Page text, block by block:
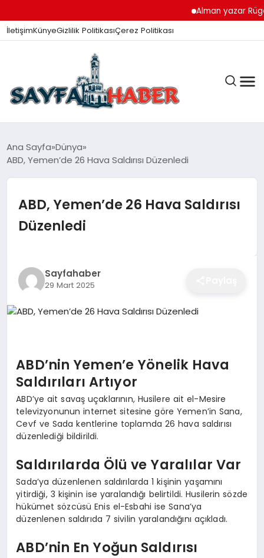
Alman yazar
İletişimKünyeGizlilik PolitikasıÇerez Politikası
ANA SAYFA
İZMIR HABERLERI
EĞITIM
SAĞLIK
SPOR
DIĞER
Ana Sayfa Dünya
ABD, Yemen’de 26 Hava Saldırısı Düzenledi
ABD, Yemen’de 26 Hava Saldırısı
Düzenledi
Sayfahaber
29 Mart 2025
ABD’nin Yemen’e Yönelik Hava
Saldırıları Artıyor
ABD’ye ait savaş uçaklarının, Husilere ait el-Mesire
televizyonunun internet sitesine göre Yemen’in Sana,
Cevf ve Sada kentlerine toplamda 26 hava saldırısı
düzenlediği bildirildi.
Saldırılarda Ölü ve Yaralılar Var
Sada’ya düzenlenen saldırılarda 1 kişinin yaşamını
yitirdiği, 3 kişinin ise yaralandığı belirtildi. Husilerin sözde
hükümet sözcüsü Enis el-Esbahi ise Sana’ya
düzenlenen saldırıda 7 sivilin yaralandığını açıkladı.
ABD’nin En Yoğun Saldırısı